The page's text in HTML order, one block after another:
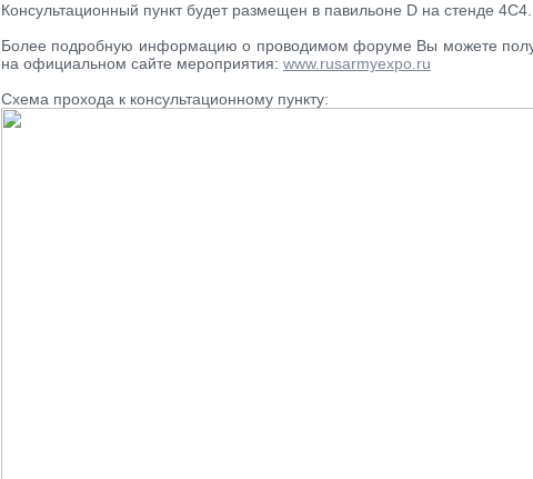
Консультационный пункт будет размещен в павильоне D на стенде 4С4.
Более подробную информацию о проводимом форуме Вы можете
на официальном сайте мероприятия: www.rusarmyexpo.ru
Схема прохода к консультационному пункту: